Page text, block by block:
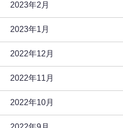
2023年2月
2023年1月
2022年12月
2022年11月
2022年10月